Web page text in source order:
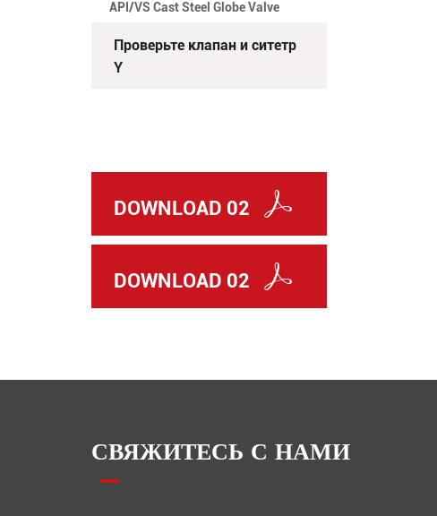
API/VS Cast Steel Globe Valve
Проверьте клапан и ситетр
Y
DOWNLOAD 02
DOWNLOAD 02
СВЯЖИТЕСЬ С НАМИ